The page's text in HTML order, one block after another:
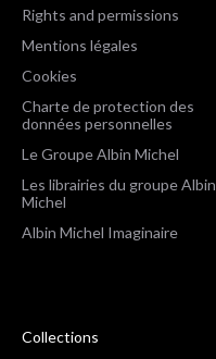
Rights and permissions
Mentions légales
Cookies
Charte de protection des
données personnelles
Le Groupe Albin Michel
Les librairies du groupe Albin
Michel
Albin Michel Imaginaire
Collections